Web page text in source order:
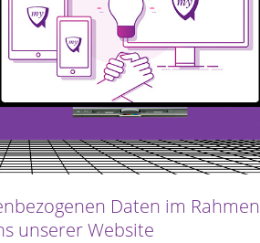
und uns ein
aus
Daten im Rahmen
unserer Website